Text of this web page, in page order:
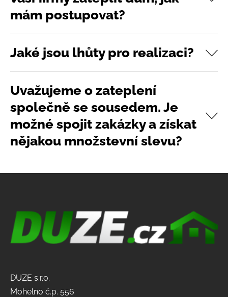
mám postupovat?
Jaké jsou lhůty pro realizaci?
Uvažujeme o zateplení
společně se sousedem. Je
možné spojit zakázky a získat
nějakou množstevní slevu?
DUZE s.r.o.
Mohelno č.p. 556